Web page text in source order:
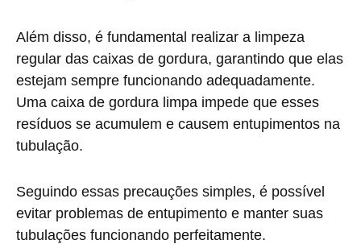
Além disso, é fundamental realizar a limpeza
regular das caixas de gordura, garantindo que elas
estejam sempre funcionando adequadamente.
Uma caixa de gordura limpa impede que esses
resíduos se acumulem e causem entupimentos na
tubulação.
Seguindo essas precauções simples, é possível
evitar problemas de entupimento e manter suas
tubulações funcionando perfeitamente.